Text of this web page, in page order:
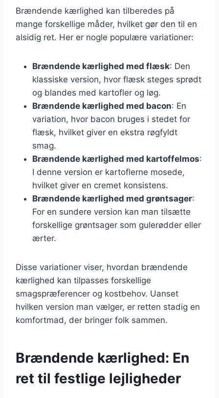
Brændende kærlighed kan tilberedes på
mange forskellige måder, hvilket gør den til en
alsidig ret. Her er nogle populære variationer:
Brændende kærlighed med flæsk: Den
klassiske version, hvor flæsk steges sprødt
og blandes med kartofler og løg.
Brændende kærlighed med bacon: En
variation, hvor bacon bruges i stedet for
flæsk, hvilket giver en ekstra røgfyldt
smag.
Brændende kærlighed med kartoffelmos:
I denne version er kartoflerne mosede,
hvilket giver en cremet konsistens.
Brændende kærlighed med grøntsager:
For en sundere version kan man tilsætte
forskellige grøntsager som gulerødder eller
ærter.
Disse variationer viser, hvordan brændende
kærlighed kan tilpasses forskellige
smagspræferencer og kostbehov. Uanset
hvilken version man vælger, er retten stadig en
komfortmad, der bringer folk sammen.
Brændende kærlighed: En
ret til festlige lejligheder